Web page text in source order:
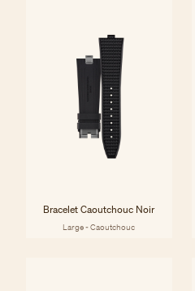
Bracelet Caoutchouc Noir
Large - Caoutchouc